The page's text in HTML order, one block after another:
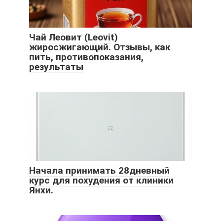
Чай Леовит (Leovit)
жиросжигающий. Отзывы, как
пить, противопоказания,
результаты
Начала принимать 28дневный
курс для похудения от клиники
Янхи.